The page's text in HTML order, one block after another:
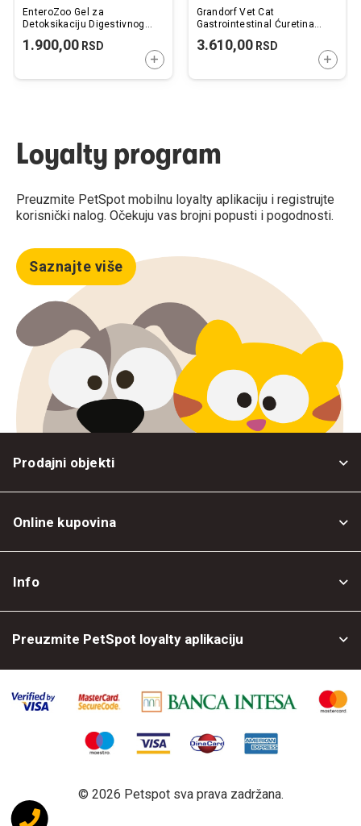
EnteroZoo Gel za
Detoksikaciju Digestivnog
1.900,00 RSD
DODAJTE U KORPU
Grandorf Vet Cat
Gastrointestinal Ćuretina
3.610,00RSD
Loyalty program
Preuzmite PetSpot mobilnu loyalty aplikaciju i registrujte
korisnički nalog. Očekuju vas brojni popusti i pogodnosti.
Saznajte više
Prodajni objekti
Online kupovina
Info
Preuzmite PetSpot loyalty aplikaciju
© 2026 Petspot sva prava zadržana.